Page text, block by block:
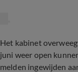
Het kabinet
juni weer open
melden ingewijden